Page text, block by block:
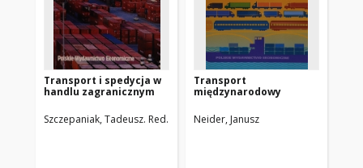
Transport i spedycja w
handlu zagranicznym
Szczepaniak, Tadeusz. Red.
Transport
międzynarodowy
Neider, Janusz